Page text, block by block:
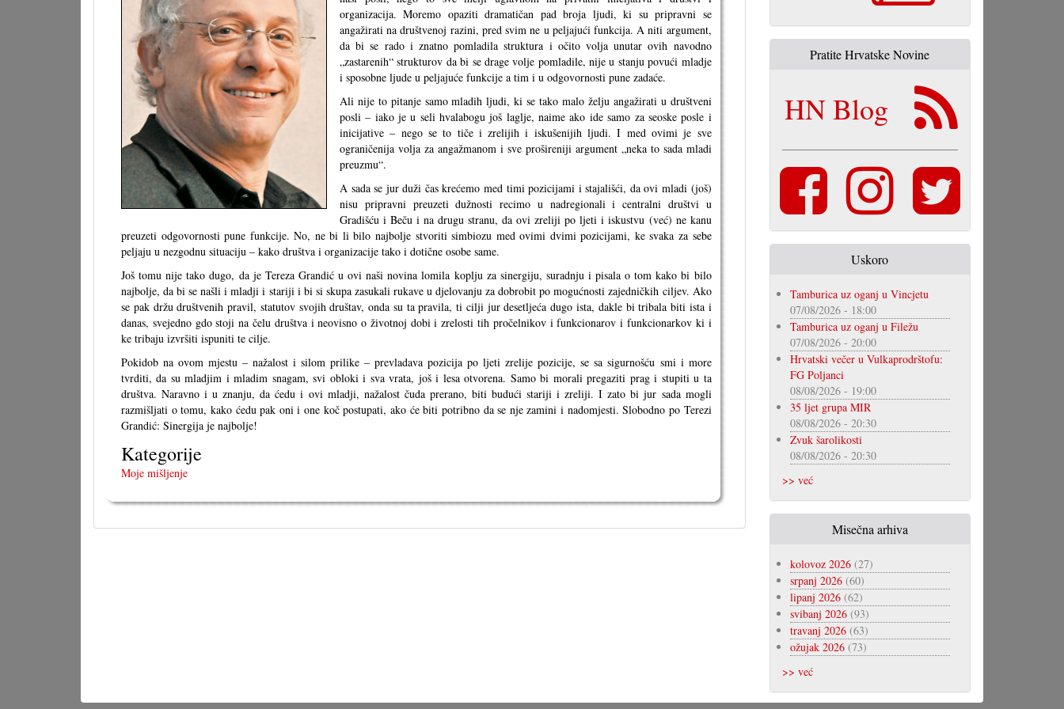
organizacija. Moremo opaziti dramatičan pad broja ljudi, ki su pripravni se
angažirati na društvenoj razini, pred svim ne u peljajući funkcija. A niti argument,
da bi se rado i znatno pomladila struktura i očito volja unutar ovih navodno
„zastarenih“ strukturov da bi se drage volje pomladile, nije u stanju povući mladje
i sposobne ljude u peljajuće funkcije a tim i u odgovornosti pune zadaće.
Ali nije to pitanje samo mladih ljudi, ki se tako malo želju angažirati u društveni
posli – iako je u seli hvalabogu još laglje, naime ako ide samo za seoske posle i
inicijative – nego se to tiče i zrelijih i iskušenijih ljudi. I med ovimi je sve
ograničenija volja za angažmanom i sve prošireniji argument „neka to sada mladi
preuzmu“.
A sada se jur duži čas krećemo med timi pozicijami i stajališći, da ovi mladi (još)
nisu pripravni preuzeti dužnosti recimo u nadregionali i centralni društvi u
Gradišću i Beču i na drugu stranu, da ovi zreliji po ljeti i iskustvu (već) ne kanu
preuzeti odgovornosti pune funkcije. No, ne bi li bilo najbolje stvoriti simbiozu med ovimi dvimi pozicijami, ke svaka za sebe
peljaju u nezgodnu situaciju – kako društva i organizacije tako i dotične osobe same.
Još tomu nije tako dugo, da je Tereza Grandić u ovi naši novina lomila koplju za sinergiju, suradnju i pisala o tom kako bi bilo
najbolje, da bi se našli i mladji i stariji i bi si skupa zasukali rukave u djelovanju za dobrobit po mogućnosti zajedničkih ciljev. Ako
se pak držu društvenih pravil, statutov svojih društav, onda su ta pravila, ti cilji jur desetljeća dugo ista, dakle bi tribala biti ista i
danas, svejedno gdo stoji na čelu društva i neovisno o životnoj dobi i zrelosti tih pročelnikov i funkcionarov i funkcionarkov ki i
ke tribaju izvršiti ispuniti te cilje.
Pokidob na ovom mjestu – nažalost i silom prilike – prevladava pozicija po ljeti zrelije pozicije, se sa sigurnošću smi i more
tvrditi, da su mladjim i mladim snagam, svi obloki i sva vrata, još i lesa otvorena. Samo bi morali pregaziti prag i stupiti u ta
društva. Naravno i u znanju, da ćedu i ovi mladji, nažalost čuda prerano, biti budući stariji i zreliji. I zato bi jur sada mogli
razmišljati o tomu, kako ćedu pak oni i one koč postupati, ako će biti potribno da se nje zamini i nadomjesti. Slobodno po Terezi
Grandić: Sinergija je najbolje!
Kategorije
Moje mišljenje
Pratite Hrvatske Novine
HN Blog
Uskoro
Tamburica uz oganj u Vincjetu
07/08/2026 - 18:00
Tamburica uz oganj u Filežu
07/08/2026 - 20:00
Hrvatski večer u Vulkaprodrštofu:
FG Poljanci
08/08/2026 - 19:00
35 ljet grupa MIR
08/08/2026 - 20:30
Zvuk šarolikosti
08/08/2026 - 20:30
>> već
Misečna arhiva
kolovoz 2026(27)
srpanj 2026(60)
lipanj 2026(62)
svibanj 2026(93)
travanj 2026(63)
ožujak 2026(73)
>> već